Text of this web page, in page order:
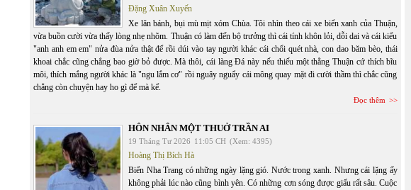
Đặng Xuân Xuyến
Xe lăn bánh, bụi mù mịt xóm Chùa. Tôi nhìn theo cái xe biển xanh của Thuận,
vừa buồn cười vừa thấy lòng nhẹ nhõm. Thuận có làm đến bộ trưởng thì cái tính khôn lỏi, dỗi dai và cái kiểu
"anh anh em em" nửa đùa nửa thật để rồi dúi vào tay người khác cái chổi quét nhà, con dao băm bèo, thái
khoai chắc cũng chẳng bao giờ bỏ được. Mà thôi, cái làng Đá này nếu thiếu một thằng Thuận cứ thích bĩu
môi, thích mắng người khác là "ngu lắm cơ" rồi nguây nguẩy cái mông quay mặt đi cười thầm thì chắc cũng
chẳng còn chuyện hay ho gì để mà kể.
Đọc thêm
HÔN NHÂN MỘT THUỞ TRẦN AI
19 Tháng Tư 2026 11:05 CH (Xem: 4395)
Hoàng Thị Bích Hà
Biển Nha Trang có những ngày lặng gió. Nước trong xanh. Nhưng cái lặng ấy
không phải lúc nào cũng bình yên. Có những cơn sóng được giấu rất sâu. Cuộc